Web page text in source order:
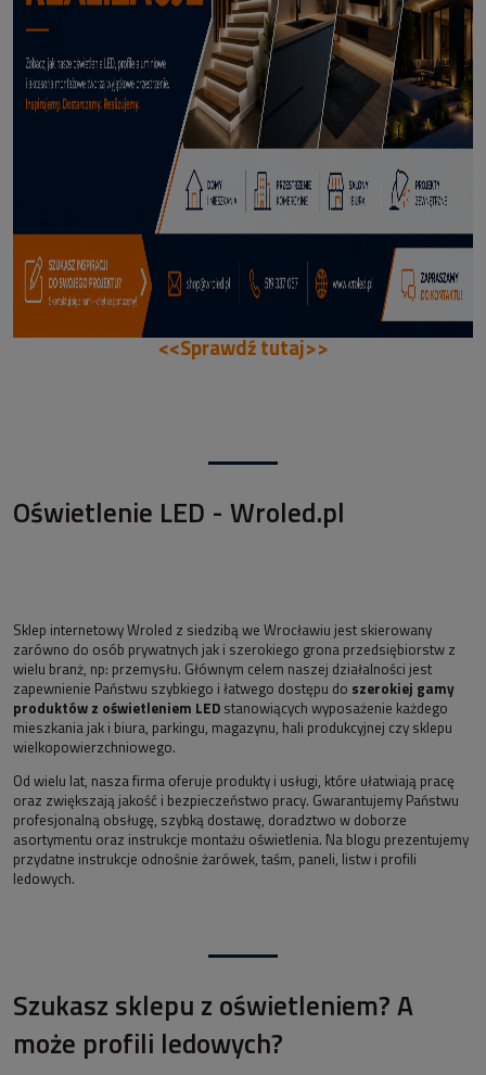
70,50 zł
DODAJ DO KOSZYKA
<<Sprawdź tutaj>>
Oświetlenie LED - Wroled.pl
Sklep internetowy Wroled z siedzibą we Wrocławiu jest skierowany
zarówno do osób prywatnych jak i szerokiego grona przedsiębiorstw z
wielu branż, np: przemysłu. Głównym celem naszej działalności jest
zapewnienie Państwu szybkiego i łatwego dostępu do szerokiej gamy
produktów z oświetleniem LED stanowiących wyposażenie każdego
mieszkania jak i biura, parkingu, magazynu, hali produkcyjnej czy sklepu
wielkopowierzchniowego.
Od wielu lat, nasza firma oferuje produkty i usługi, które ułatwiają pracę
oraz zwiększają jakość i bezpieczeństwo pracy. Gwarantujemy Państwu
profesjonalną obsługę, szybką dostawę, doradztwo w doborze
asortymentu oraz instrukcje montażu oświetlenia. Na blogu prezentujemy
przydatne instrukcje odnośnie żarówek, taśm, paneli, listw i profili
ledowych.
Szukasz sklepu z oświetleniem? A
może profili ledowych?